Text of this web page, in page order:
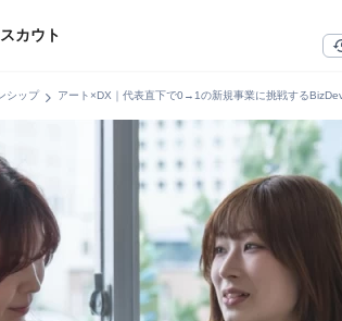
スカウト
シップchevron_right アート×DX｜代表直下で0→1の新規事業に挑戦する